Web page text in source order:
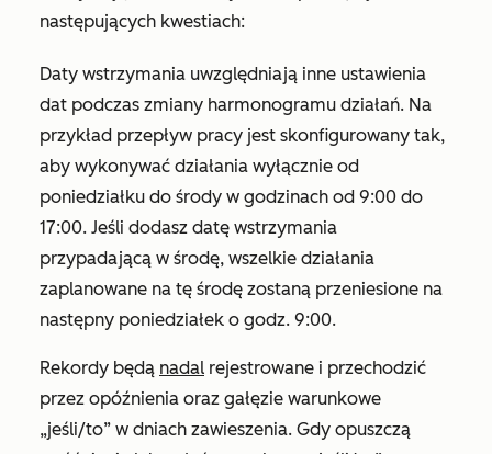
następujących kwestiach:
Daty wstrzymania uwzględniają inne ustawienia
dat podczas zmiany harmonogramu działań. Na
przykład przepływ pracy jest skonfigurowany tak,
aby wykonywać działania wyłącznie od
poniedziałku do środy w godzinach od 9:00 do
17:00. Jeśli dodasz datę wstrzymania
przypadającą w środę, wszelkie działania
zaplanowane na tę środę zostaną przeniesione na
następny poniedziałek o godz. 9:00.
Rekordy będą nadal rejestrowane i przechodzić
przez opóźnienia oraz gałęzie warunkowe
„jeśli/to” w dniach zawieszenia. Gdy opuszczą